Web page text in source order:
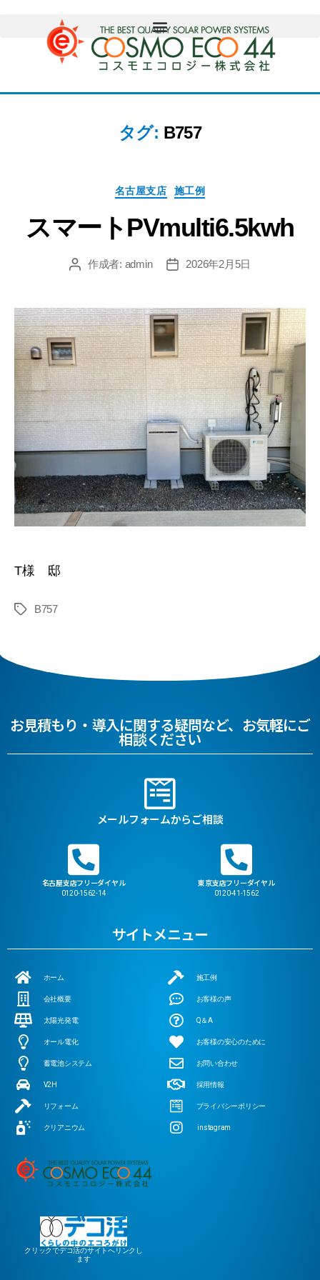
タグ: B757
名古屋支店 施工例
スマートPVmulti6.5kwh
作成者: admin 2026年2月5日
T様 邸
B757
お見積もり・導入に関する疑問など、お気軽にご
相談ください
メールフォームからご相談
名古屋支店フリーダイヤル
0120-1562-14
東京支店フリーダイヤル
0120-41-1562
サイトメニュー
ホーム
会社概要
太陽光発電
オール電化
蓄電池システム
V2H
リフォーム
クリアニウム
施工例
お客様の声
Q＆A
お客様の安心のために
お問い合わせ
採用情報
プライバシーポリシー
instagram
クリックでデコ活のサイトへリンクし
ます